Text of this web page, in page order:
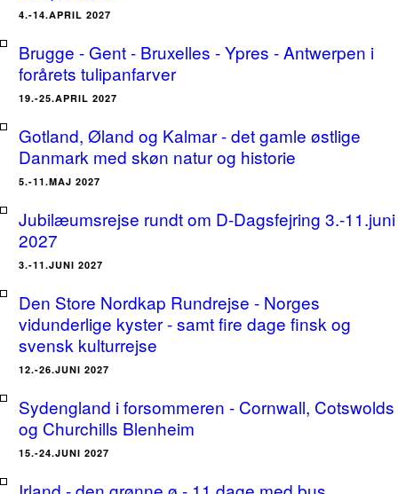
4.-14.APRIL 2027
Brugge - Gent - Bruxelles - Ypres - Antwerpen i
forårets tulipanfarver
19.-25.APRIL 2027
Gotland, Øland og Kalmar - det gamle østlige
Danmark med skøn natur og historie
5.-11.MAJ 2027
Jubilæumsrejse rundt om D-Dagsfejring 3.-11.juni
2027
3.-11.JUNI 2027
Den Store Nordkap Rundrejse - Norges
vidunderlige kyster - samt fire dage finsk og
svensk kulturrejse
12.-26.JUNI 2027
Sydengland i forsommeren - Cornwall, Cotswolds
og Churchills Blenheim
15.-24.JUNI 2027